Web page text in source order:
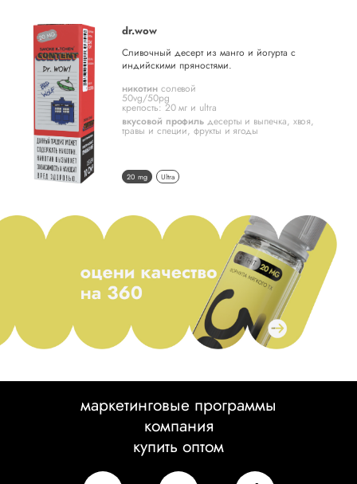
dr.wow
Сливочный десерт из манго и йогурта с
индийскими пряностями.
никотинсолевой
50vg/50pg
крепость: 20 мг и ultra
вкусовой профиль десерты и выпечка, хвоя,
травы и специи,фрукты и ягоды
20 mg Ultra
маркетинговые программы
компания
купить оптом